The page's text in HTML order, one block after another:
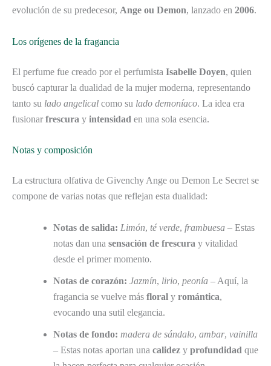
evolución de su predecesor, Ange ou Demon, lanzado en 2006.
Los orígenes de la fragancia
El perfume fue creado por el perfumista Isabelle Doyen, quien
buscó capturar la dualidad de la mujer moderna, representando
tanto su lado angelical como su lado demoníaco. La idea era
fusionar frescura y intensidad en una sola esencia.
Notas y composición
La estructura olfativa de Givenchy Ange ou Demon Le Secret se
compone de varias notas que reflejan esta dualidad:
Notas de salida: Limón, té verde, frambuesa – Estas
notas dan una sensación de frescura y vitalidad
desde el primer momento.
Notas de corazón: Jazmín, lirio, peonía – Aquí, la
fragancia se vuelve más floral y romántica,
evocando una sutil elegancia.
Notas de fondo: madera de sándalo, ambar, vainilla
– Estas notas aportan una calidez y profundidad que